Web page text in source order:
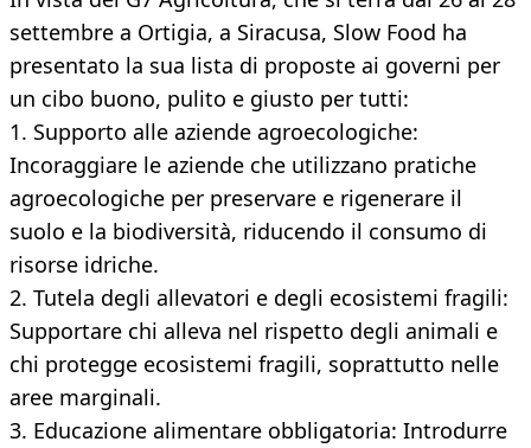
settembre a Ortigia, a Siracusa, Slow Food ha
presentato la sua lista di proposte ai governi per
un cibo buono, pulito e giusto per tutti:
1. Supporto alle aziende agroecologiche:
Incoraggiare le aziende che utilizzano pratiche
agroecologiche per preservare e rigenerare il
suolo e la biodiversità, riducendo il consumo di
risorse idriche.
2. Tutela degli allevatori e degli ecosistemi fragili:
Supportare chi alleva nel rispetto degli animali e
chi protegge ecosistemi fragili, soprattutto nelle
aree marginali.
3. Educazione alimentare obbligatoria: Introdurre